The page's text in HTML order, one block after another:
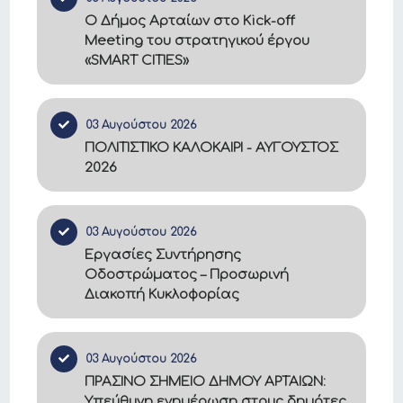
Ο Δήμος Αρταίων στο Kick-off
Meeting του στρατηγικού έργου
«SMART CITIES»
03 Αυγούστου 2026
ΠΟΛΙΤΙΣΤΙΚΟ ΚΑΛΟΚΑΙΡΙ - ΑΥΓΟΥΣΤΟΣ
2026
03 Αυγούστου 2026
Εργασίες Συντήρησης
Οδοστρώματος – Προσωρινή
Διακοπή Κυκλοφορίας
03 Αυγούστου 2026
ΠΡΑΣΙΝΟ ΣΗΜΕΙΟ ΔΗΜΟΥ ΑΡΤΑΙΩΝ: